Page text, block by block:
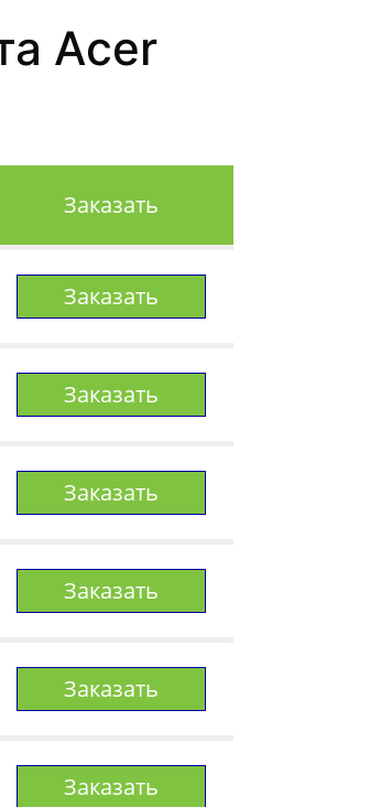
Acer
Заказать
Заказать
Заказать
Заказать
Заказать
Заказать
Заказать